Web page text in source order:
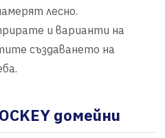
лесно.
и варианти на
създаването на
домейни